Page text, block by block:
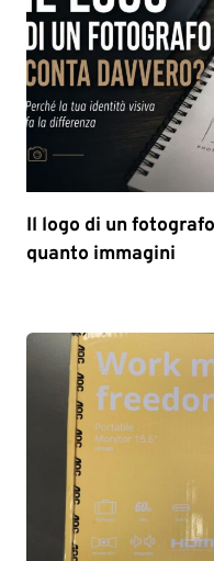
Il logo di un
quanto immagini